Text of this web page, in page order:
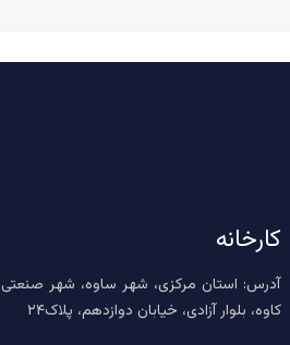
کارخانه
آدرس: استان مرکزی، شهر ساوه، شهر صنعتی
کاوه، بلوار آزادی، خیابان دوازدهم، پلاک۲۴